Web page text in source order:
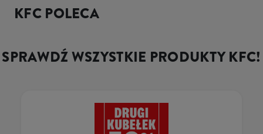
KFC POLECA
SPRAWDŹ WSZYSTKIE PRODUKTY KFC!